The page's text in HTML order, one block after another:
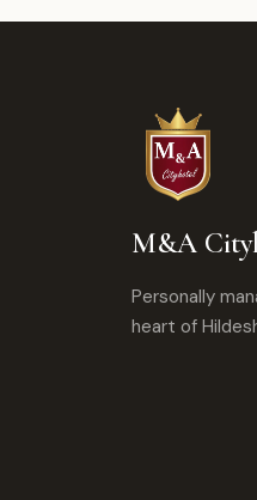
M&A
Personally
heart of